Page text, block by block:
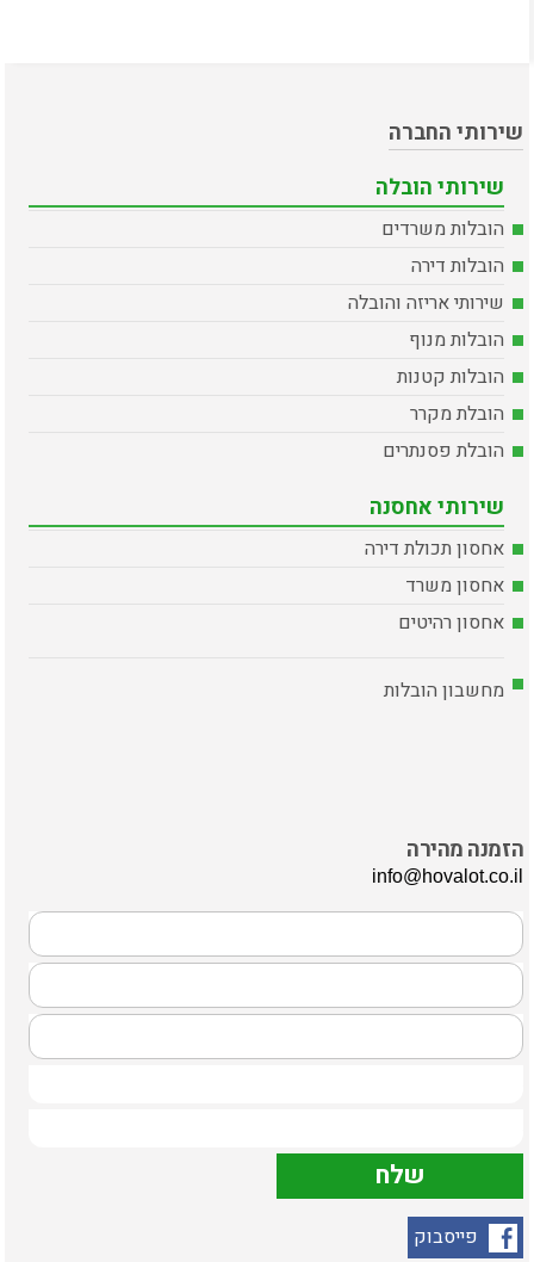
שירותי החברה
שירותי הובלה
הובלות משרדים
הובלות דירה
שירותי אריזה והובלה
הובלות מנוף
הובלות קטנות
הובלת מקרר
הובלת פסנתרים
שירותי אחסנה
אחסון תכולת דירה
אחסון משרד
אחסון רהיטים
מחשבון הובלות
הזמנה מהירה
info@hovalot.co.il
פייסבוק